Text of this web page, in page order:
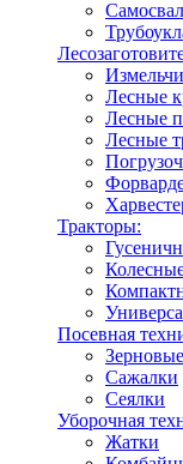
Лесные
Лесные
Лесные
Тракторы:
Посевная
Сажалки
Сеялки
Уборочная
Жатки